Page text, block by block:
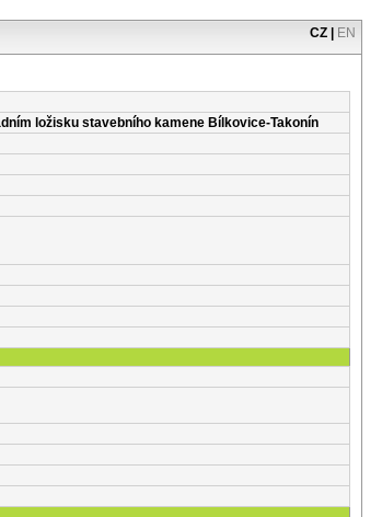
CZ EN
ložisku stavebního kamene Bílkovice-Takonín